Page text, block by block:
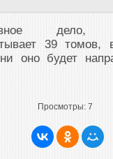
дело,
39 томов,
оно будет
Просмотры: 7